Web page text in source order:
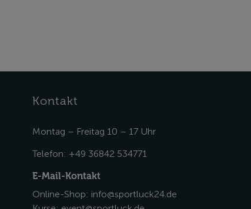
Kontakt
Montag – Freitag 10 – 17 Uhr
Telefon: +49 36842 534771
E-Mail-Kontakt
Online-Shop: info@sportluck24.de